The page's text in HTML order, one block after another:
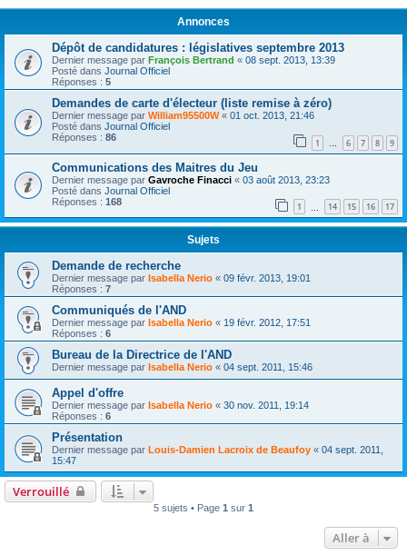
Annonces
Dépôt de candidatures : législatives septembre 2013
Dernier message par François Bertrand « 08 sept. 2013, 13:39
Posté dans Journal Officiel
Réponses : 5
Demandes de carte d'électeur (liste remise à zéro)
Dernier message par William95500W« 01 oct. 2013, 21:46
Posté dans Journal Officiel
Réponses : 86 1 … 6 7 8 9
Communications des Maitres du Jeu
Dernier message par Gavroche Finacci « 03 août 2013, 23:23
Posté dans Journal Officiel
Réponses : 168 1 14 15 16 17
Sujets
Demande de recherche
Dernier message par Isabella Nerio « 09 févr. 2013, 19:01
Réponses : 7
Communiqués de l'AND
Dernier message par Isabella Nerio « 19 févr. 2012, 17:51
Réponses : 6
Bureau de la Directrice de l'AND
Dernier message par Isabella Nerio « 04 sept. 2011, 15:46
Appel d'offre
Dernier message par Isabella Nerio « 30 nov. 2011, 19:14
Réponses : 6
Présentation
Dernier message par Louis-Damien Lacroix de Beaufoy « 04 sept. 2011,
15:47
Verrouillé
5 sujets • Page 1 sur 1
Aller à